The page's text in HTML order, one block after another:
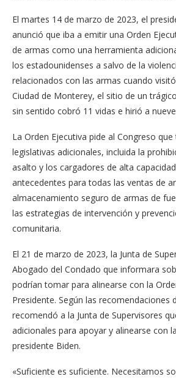
El martes 14 de marzo de 2023, el
anunció que iba a emitir una Orden
de armas como una herramienta
los estadounidenses a salvo de la
relacionados con las armas cuando
Ciudad de Monterey, el sitio de un
sin sentido cobró 11 vidas e hirió a
La Orden Ejecutiva pide al Congreso
legislativas adicionales, incluida la
asalto y los cargadores de alta
antecedentes para todas las ventas de
almacenamiento seguro de armas de
las estrategias de intervención y
comunitaria.
El 21 de marzo de 2023, la Junta de
Abogado del Condado que informara
podrían tomar para alinearse con la
Presidente. Según las recomendaciones
recomendó a la Junta de Supervisores
adicionales para apoyar y alinearse con
presidente Biden.
«Suficiente es suficiente. Necesitamos